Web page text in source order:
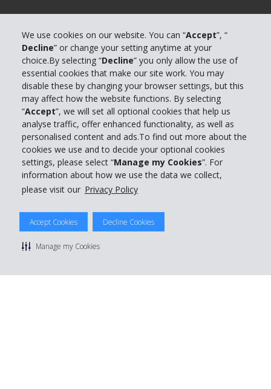
We use cookies on our website. You can “Accept”, “
Decline” or change your setting anytime at your
choice.By selecting “Decline” you only allow the use of
essential cookies that make our site work. You may
disable these by changing your browser settings, but this
may affect how the website functions. By selecting
“Accept”, we will set all optional cookies that help us
analyse traffic, offer enhanced functionality, as well as
personalised content and ads.To find out more about the
cookies we use and to decide your optional cookies
settings, please select “Manage my Cookies”. For
information about how we use the data we collect,
please visit our Privacy Policy
Accept Cookies Decline Cookies
Manage my Cookies